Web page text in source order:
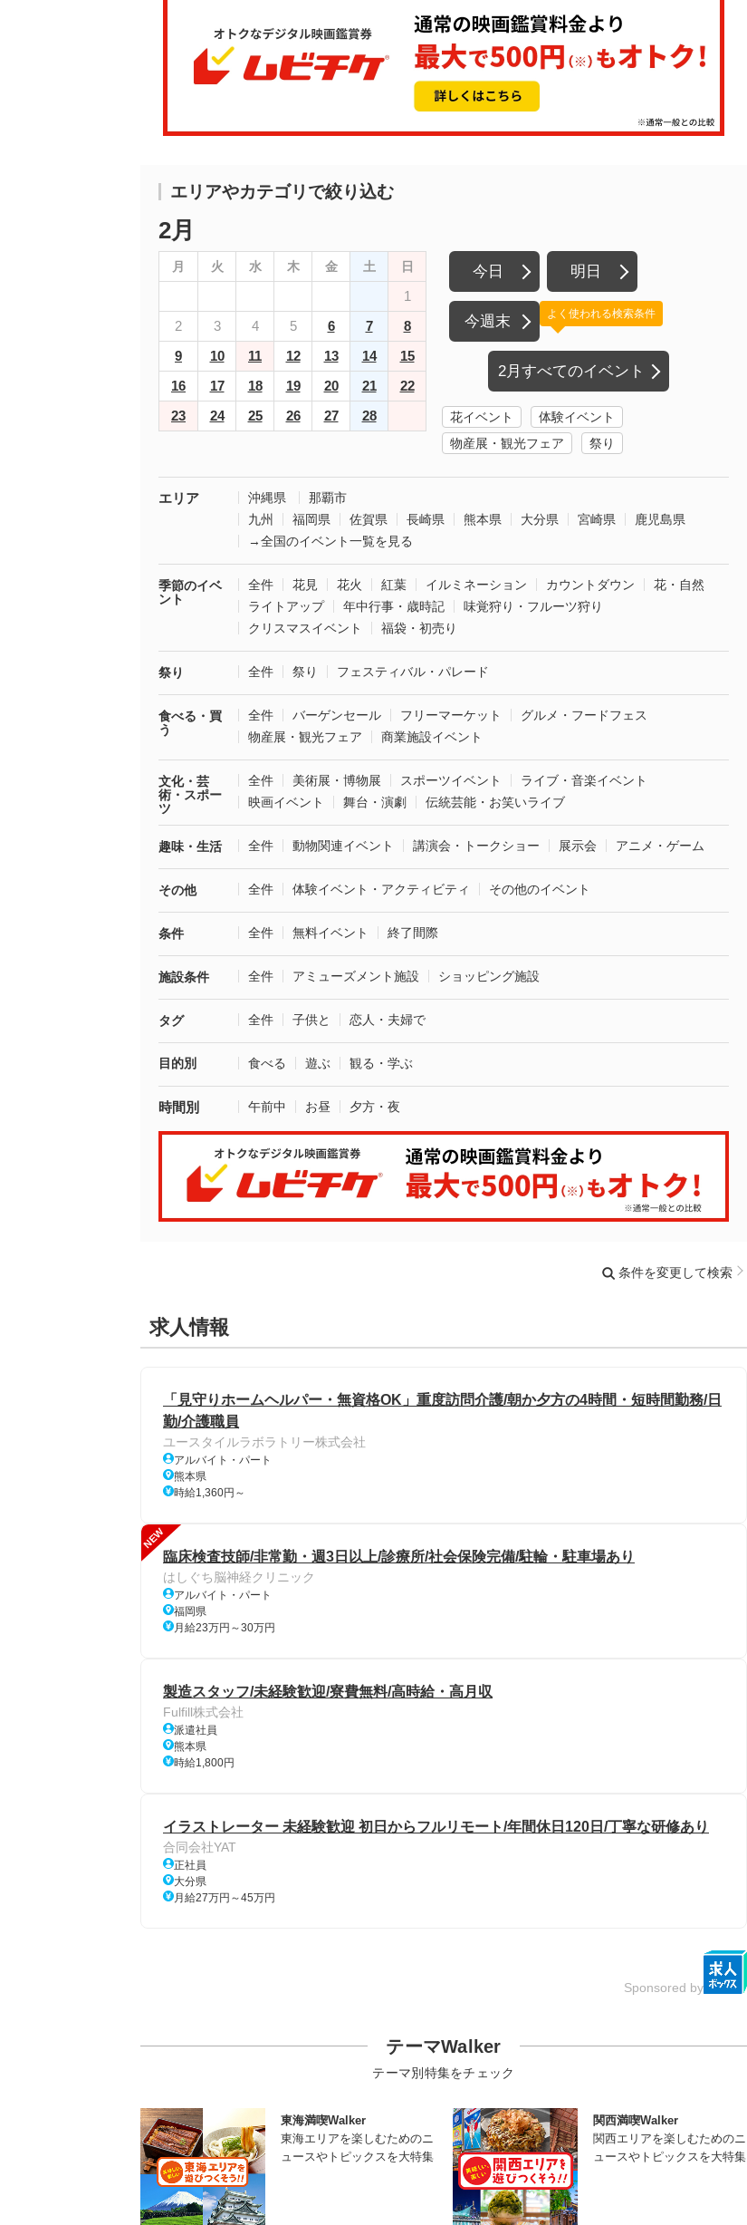
エリアやカテゴリで絞り込む
2月
月 火 水 木 金 土 日
1
2
3 4 5 6 7
8
9
10 11 12 13 14
15
16
17 18 19 20 21
22
23
24 25 26 27 28
今日 明日
今週末
2月すべてのイベント
よく使われる検索条件
花イベント
体験イベント
物産展・観光フェア
祭り
エリア 沖縄県
那覇市
九州
福岡県 佐賀県 長崎県 熊本県 大分県 宮崎県
鹿児島県
→全国のイベント一覧を見る
季節のイベ
ント
全件 花見 花火 紅葉 イルミネーション カウントダウン
花・自然
ライトアップ
年中行事・歳時記
味覚狩り・フルーツ狩り
クリスマスイベント
福袋・初売り
祭り 全件 祭り フェスティバル・パレード
食べる・買
う
全件 バーゲンセール フリーマーケット
グルメ・フードフェス
物産展・観光フェア
商業施設イベント
文化・芸
術・スポー
ツ
全件 美術展・博物展 スポーツイベント
ライブ・音楽イベント
映画イベント
舞台・演劇 伝統芸能・お笑いライブ
趣味・生活 全件 動物関連イベント 講演会・トークショー 展示会 アニメ・ゲーム
その他 全件 体験イベント・アクティビティ その他のイベント
条件 全件 無料イベント 終了間際
施設条件 全件 アミューズメント施設 ショッピング施設
タグ 全件 子供と 恋人・夫婦で
目的別 食べる 遊ぶ 観る・学ぶ
時間別 午前中 お昼 夕方・夜
条件を変更して検索
求人情報
「見守りホームヘルパー・無資格OK」重度訪問介護/朝か夕方の4時間・短時間勤務/日
勤/介護職員
ユースタイルラボラトリー株式会社
アルバイト・パート
熊本県
時給1,360円～
NEW
臨床検査技師/非常勤・週3日以上/診療所/社会保険完備/駐輪・駐車場あり
はしぐち脳神経クリニック
アルバイト・パート
福岡県
月給23万円～30万円
製造スタッフ/未経験歓迎/寮費無料/高時給・高月収
Fulfill株式会社
派遣社員
熊本県
時給1,800円
イラストレーター 未経験歓迎 初日からフルリモート/年間休日120日/丁寧な研修あり
合同会社YAT
正社員
大分県
月給27万円～45万円
Sponsored by
テーマWalker
テーマ別特集をチェック
東海満喫Walker
東海エリアを楽しむためのニ
ュースやトピックスを大特集
関西満喫Walker
関西エリアを楽しむためのニ
ュースやトピックスを大特集